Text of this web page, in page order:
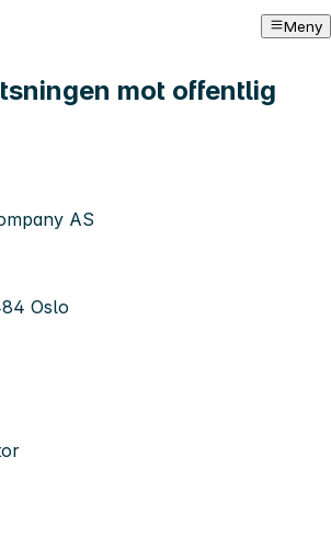
Meny
mot offentlig
AS
Oslo